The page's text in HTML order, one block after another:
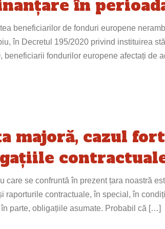
în
beneficiarilor de fonduri europene
în Decretul 195/2020 privind instituirea
beneficiarii fondurilor europene afectați de
majoră, cazul
care se confruntă în prezent țara noastră
raporturile contractuale, în special, în
parte, obligațiile asumate. Probabil că […]